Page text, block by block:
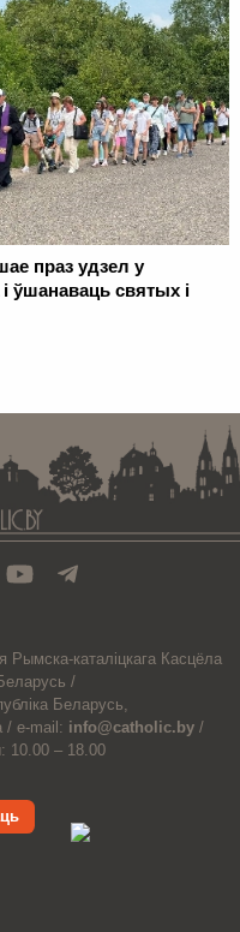
праз удзел у
ўшанаваць святых і
Рымска-каталіцкага Касцёла
/
Беларусь,
/ e-mail: info@catholic.by /
10.00 – 18.00